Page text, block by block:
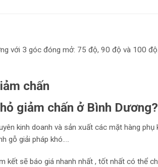
với 3 góc đóng mở: 75 độ, 90 độ và 100
chấn
giảm chấn ở Bình Dương?
kinh doanh và sản xuất các mặt hàng phụ
gỗ giải pháp khó….
kết sẽ báo giá nhanh nhất , tốt nhất có thể